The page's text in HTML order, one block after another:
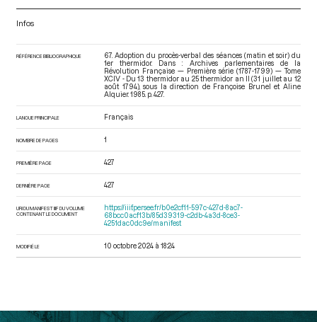
Infos
RÉFÉRENCE BIBLIOGRAPHIQUE
67. Adoption du procès-verbal des séances (matin et soir) du
1er thermidor. Dans : Archives parlementaires de la
Révolution Française — Première série (1787-1799) — Tome
XCIV - Du 13 thermidor au 25 thermidor an II (31 juillet au 12
août 1794), sous la direction de Françoise Brunel et Aline
Alquier. 1985. p. 427.
LANGUE PRINCIPALE Français
NOMBRE DE PAGES 1
PREMIÈRE PAGE 427
DERNIÈRE PAGE 427
URI DU MANIFEST IIIF DU VOLUME
CONTENANT LE DOCUMENT
https://iiif.persee.fr/b0e2cf11-597c-427d-8ac7-
68bcc0acf13b/85d39319-c2db-4a3d-8ce3-
4251dac0dc9e/manifest
MODIFIÉ LE 10 octobre 2024 à 18:24